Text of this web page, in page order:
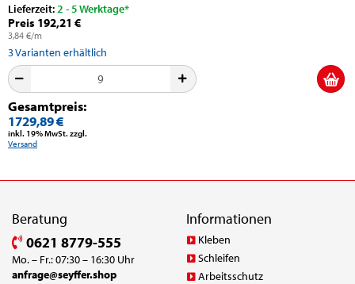
Lieferzeit: 2 - 5 Werktage*
Preis 192,21 €
3,84 €/m
3Varianten erhältlich
Gesamtpreis:
1729,89 €
inkl. 19% MwSt. zzgl.
Versand
Beratung
0621 8779-555
Mo. – Fr.: 07:30 – 16:30 Uhr
anfrage@seyffer.shop
Informationen
Kleben
Schleifen
Arbeitsschutz